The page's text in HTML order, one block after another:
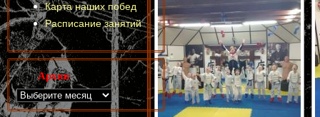
Карта наших побед
Расписание занятий
Архив